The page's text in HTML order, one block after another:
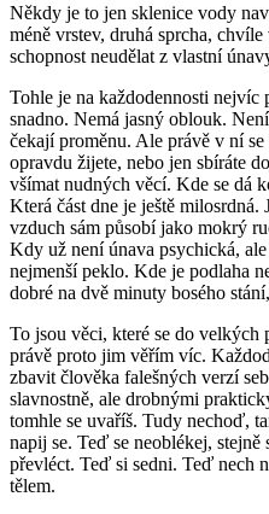
Někdy je to jen sklenice vody
méně vrstev, druhá sprcha,
schopnost neudělat z vlastní
Tohle je na každodennosti nejvíc
snadno. Nemá jasný oblouk.
čekají proměnu. Ale právě v ní
opravdu žijete, nebo jen sbíráte
všímat nudných věcí. Kde se dá
Která část dne je ještě
vzduch sám působí jako mokrý
Kdy už není únava psychická,
nejmenší peklo. Kde je podlaha
dobré na dvě minuty bosého
To jsou věci, které se do velkých
právě proto jim věřím víc.
zbavit člověka falešných verzí
slavnostně, ale drobnými
tomhle se uvaříš. Tudy nechoď,
napij se. Teď se neoblékej, stejně
převléct. Teď si sedni. Teď nech
tělem.